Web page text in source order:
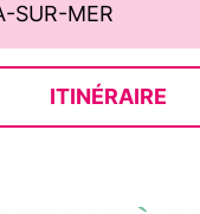
SUR-MER
ITINÉRAIRE